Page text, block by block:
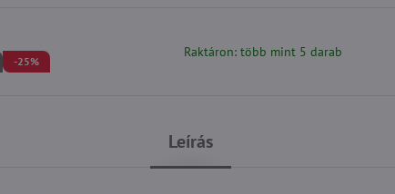
Leírás
-25%
Raktáron: több mint 5 darab